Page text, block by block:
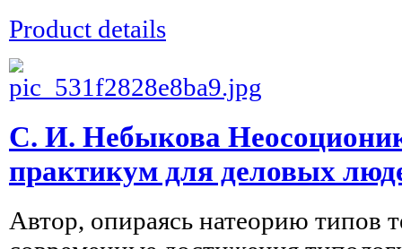
Product details
С. И. Небыкова
практикум для деловых
Автор, опираясь натеорию типов